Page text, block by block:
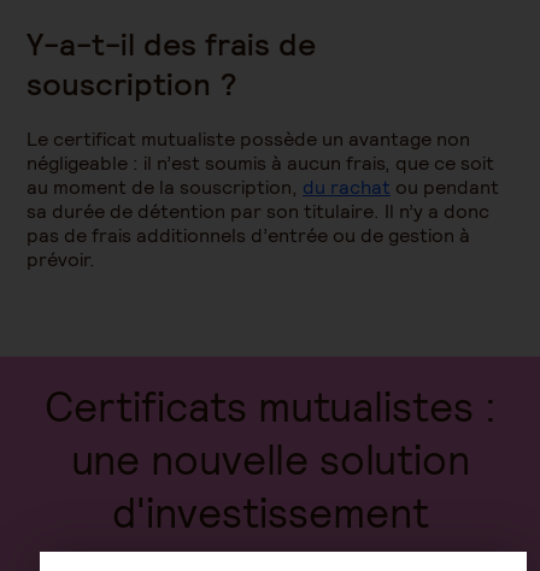
Y-a-t-il des frais de
souscription ?
Le certificat mutualiste possède un avantage non
négligeable : il n’est soumis à aucun frais, que ce soit
au moment de la souscription, du rachat ou pendant
sa durée de détention par son titulaire. Il n’y a donc
pas de frais additionnels d’entrée ou de gestion à
prévoir.
Certificats mutualistes :
une nouvelle solution
d'investissement